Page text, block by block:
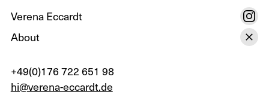
Verena Eccardt
About
+49(0)176 722 651 98
hi@verena-eccardt.de